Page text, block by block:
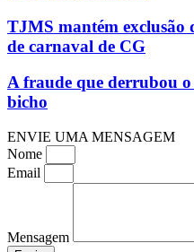
TJMS mantém exclusão
de carnaval de CG
A fraude que derrubou
bicho
ENVIE UMA MENSAGEM
Nome
Email
Mensagem